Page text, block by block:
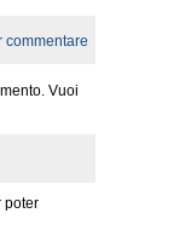
commentare
Vuoi
poter